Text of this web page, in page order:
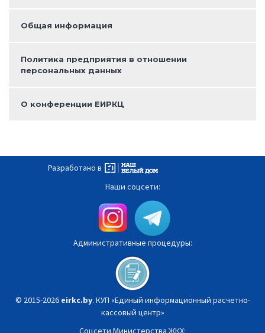
Общая информация
Политика предприятия в отношении
персональных данных
О конференции ЕИРКЦ
Разработано в
Наши соцсети:
Административные процедуры:
© 2015-2026 eirkc.by. КУП «Единый информационный расчетно-
кассовый центр»
Соцсети Министерства ЖКХ: